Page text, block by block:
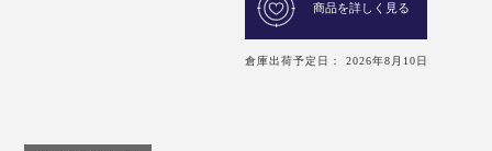
商品を詳しく見る
倉庫出荷予定日： 2026年8月10日